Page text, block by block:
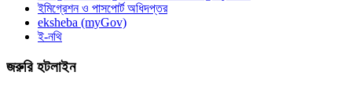
ইমিগ্রেশন ও পাসপোর্ট অধিদপ্তর
eksheba (myGov)
ই-নথি
জরুরি হটলাইন